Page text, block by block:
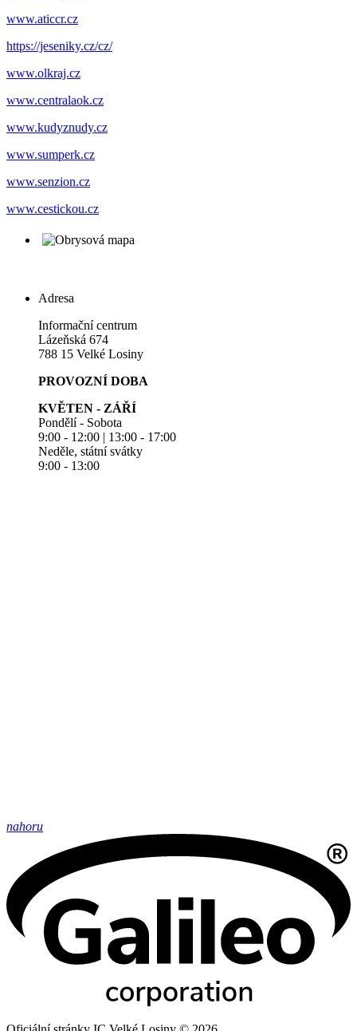
www.aticcr.cz
https://jeseniky.cz/cz/
www.olkraj.cz
www.centralaok.cz
www.kudyznudy.cz
www.sumperk.cz
www.senzion.cz
www.cestickou.cz
Adresa
Informační centrum
Lázeňská 674
788 15 Velké Losiny
PROVOZNÍ DOBA
KVĚTEN - ZÁŘÍ
Pondělí - Sobota
9:00 - 12:00 | 13:00 - 17:00
Neděle, státní svátky
9:00 - 13:00
nahoru